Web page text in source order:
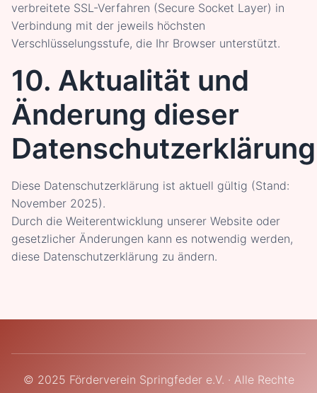
verbreitete SSL-Verfahren (Secure Socket Layer) in
Verbindung mit der jeweils höchsten
Verschlüsselungsstufe, die Ihr Browser unterstützt.
10. Aktualität und
Änderung dieser
Datenschutzerklärung
Diese Datenschutzerklärung ist aktuell gültig (Stand:
November 2025).
Durch die Weiterentwicklung unserer Website oder
gesetzlicher Änderungen kann es notwendig werden,
diese Datenschutzerklärung zu ändern.
© 2025 Förderverein Springfeder e.V. · Alle Rechte